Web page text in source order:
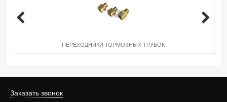
ПЕРЕХОДНИКИ ТОРМОЗНЫХ ТРУБОК
Заказать звонок